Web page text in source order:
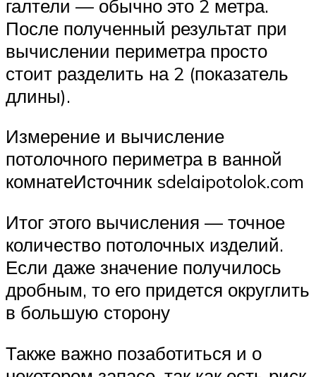
галтели — обычно это 2 метра.
После полученный результат при
вычислении периметра просто
стоит разделить на 2 (показатель
длины).
Измерение и вычисление
потолочного периметра в ванной
комнатеИсточник sdelaipotolok.com
Итог этого вычисления — точное
количество потолочных изделий.
Если даже значение получилось
дробным, то его придется округлить
в большую сторону
Также важно позаботиться и о